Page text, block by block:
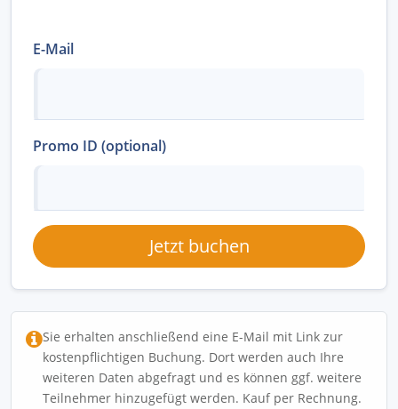
E-Mail
Promo ID (optional)
Jetzt buchen
Sie erhalten anschließend eine E-Mail mit Link zur
kostenpflichtigen Buchung. Dort werden auch Ihre
weiteren Daten abgefragt und es können ggf. weitere
Teilnehmer hinzugefügt werden. Kauf per Rechnung.